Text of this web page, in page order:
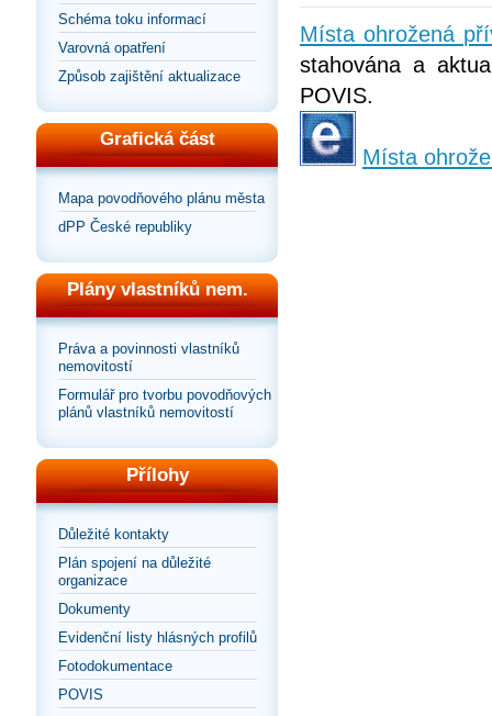
Schéma toku informací
Varovná opatření
Způsob zajištění aktualizace
Grafická část
Mapa povodňového plánu města
dPP České republiky
Plány vlastníků nem.
Práva a povinnosti vlastníků
nemovitostí
Formulář pro tvorbu povodňových
plánů vlastníků nemovitostí
Přílohy
Důležité kontakty
Plán spojení na důležité
organizace
Dokumenty
Evidenční listy hlásných profilů
Fotodokumentace
POVIS
Místa ohrožená
stahována a
POVIS.
Místa